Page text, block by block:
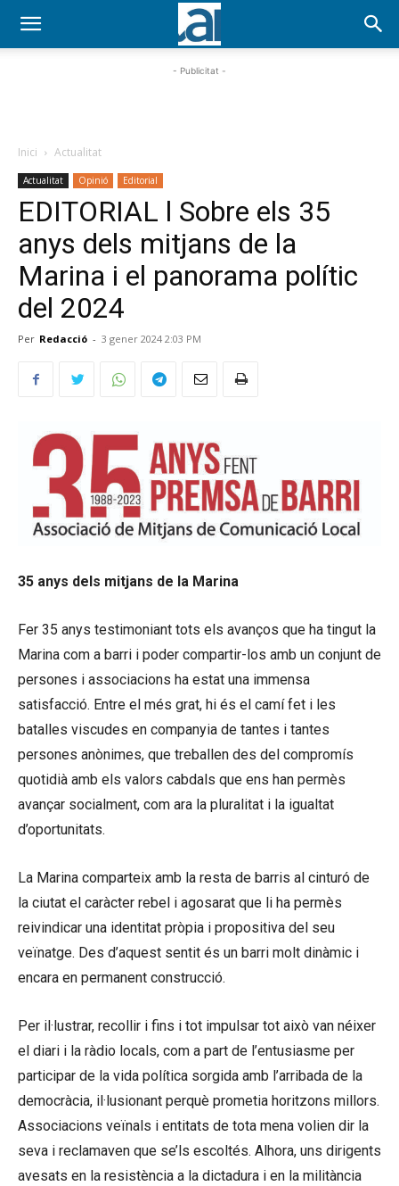
- Publicitat -
Inici Actualitat
Actualitat Opinió Editorial
EDITORIAL l Sobre els 35
anys dels mitjans de la
Marina i el panorama polític
del 2024
Per Redacció - 3 gener 2024 2:03 PM
35 anys dels mitjans de la Marina
Fer 35 anys testimoniant tots els avanços que ha tingut la
Marina com a barri i poder compartir-los amb un conjunt de
persones i associacions ha estat una immensa
satisfacció. Entre el més grat, hi és el camí fet i les
batalles viscudes en companyia de tantes i tantes
persones anònimes, que treballen des del compromís
quotidià amb els valors cabdals que ens han permès
avançar socialment, com ara la pluralitat i la igualtat
d’oportunitats.
La Marina comparteix amb la resta de barris al cinturó de
la ciutat el caràcter rebel i agosarat que li ha permès
reivindicar una identitat pròpia i propositiva del seu
veïnatge. Des d’aquest sentit és un barri molt dinàmic i
encara en permanent construcció.
Per il·lustrar, recollir i fins i tot impulsar tot això van néixer
el diari i la ràdio locals, com a part de l’entusiasme per
participar de la vida política sorgida amb l’arribada de la
democràcia, il·lusionant perquè prometia horitzons millors.
Associacions veïnals i entitats de tota mena volien dir la
seva i reclamaven que se’ls escoltés. Alhora, uns dirigents
avesats en la resistència a la dictadura i en la militància